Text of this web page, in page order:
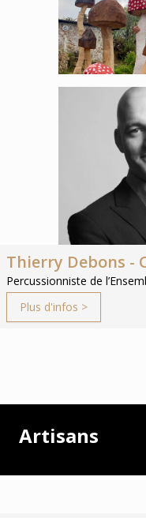
Thierry Debons -
Percussionniste de
Plus d'infos >
Artisans